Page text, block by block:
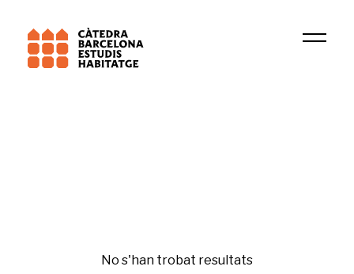
No s'han trobat resultats